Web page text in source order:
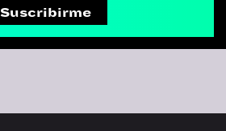
Suscribirme